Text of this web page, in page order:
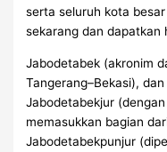
serta seluruh kota
sekarang dan dapatkan
Jabodetabek (akronim
Tangerang–Bekasi),
Jabodetabekjur
memasukkan bagian
Jabodetabekpunjur